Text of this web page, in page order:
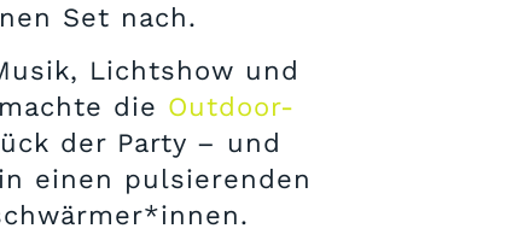
Set nach.
Lichtshow und
die Outdoor-
der Party – und
einen pulsierenden